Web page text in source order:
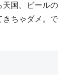
天国。ビールの
きちゃダメ。で